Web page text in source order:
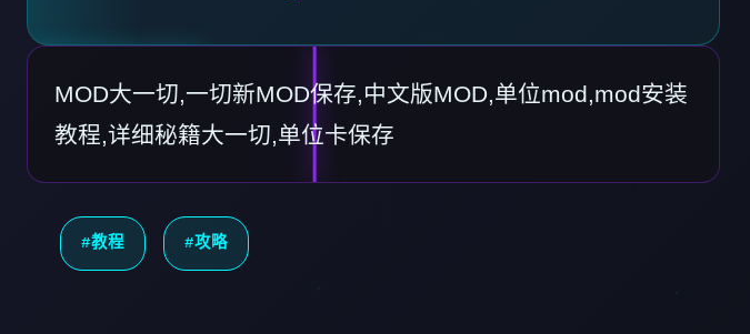
MOD大一切,一切新MOD保存,中文版MOD,单位mod,mod安装
教程,详细秘籍大一切,单位卡保存
#教程 #攻略